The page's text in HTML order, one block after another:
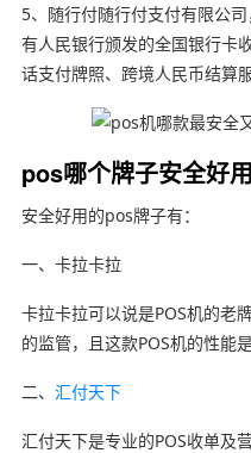
5、随行付随行付支付有限公
有人民银行颁发的全国银行卡
话支付牌照、跨境人民币结算
pos哪个牌子安全好用
安全好用的pos牌子有：
一、卡拉卡拉
卡拉卡拉可以说是POS机的老
的监管，且这款POS机的性能
二、 汇付天下
汇付天下是专业的POS收单及